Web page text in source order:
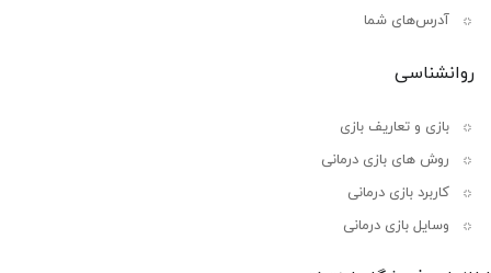
آدرس‌های شما
روانشناسی
بازی و تعاریف بازی
روش های بازی درمانی
کاربرد بازی درمانی
وسایل بازی درمانی